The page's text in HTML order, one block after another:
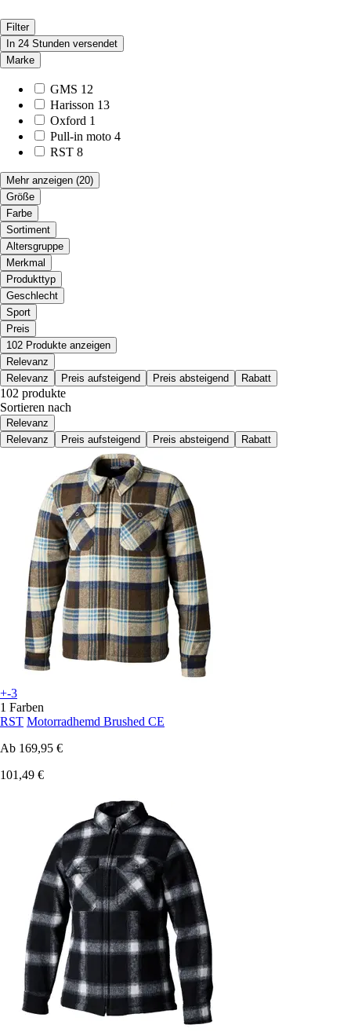
Filter
In 24 Stunden versendet
Marke
GMS 12
Harisson 13
Oxford 1
Pull-in moto 4
RST 8
Mehr anzeigen (20)
Größe
Farbe
Sortiment
Altersgruppe
Merkmal
Produkttyp
Geschlecht
Sport
Preis
102 Produkte anzeigen
Relevanz
Relevanz
Preis aufsteigend Preis absteigend Rabatt
102 produkte
Sortieren nach
Relevanz
Relevanz
Preis aufsteigend Preis absteigend Rabatt
+-3
1 Farben
RST Motorradhemd Brushed CE
Ab 169,95 €
101,49 €